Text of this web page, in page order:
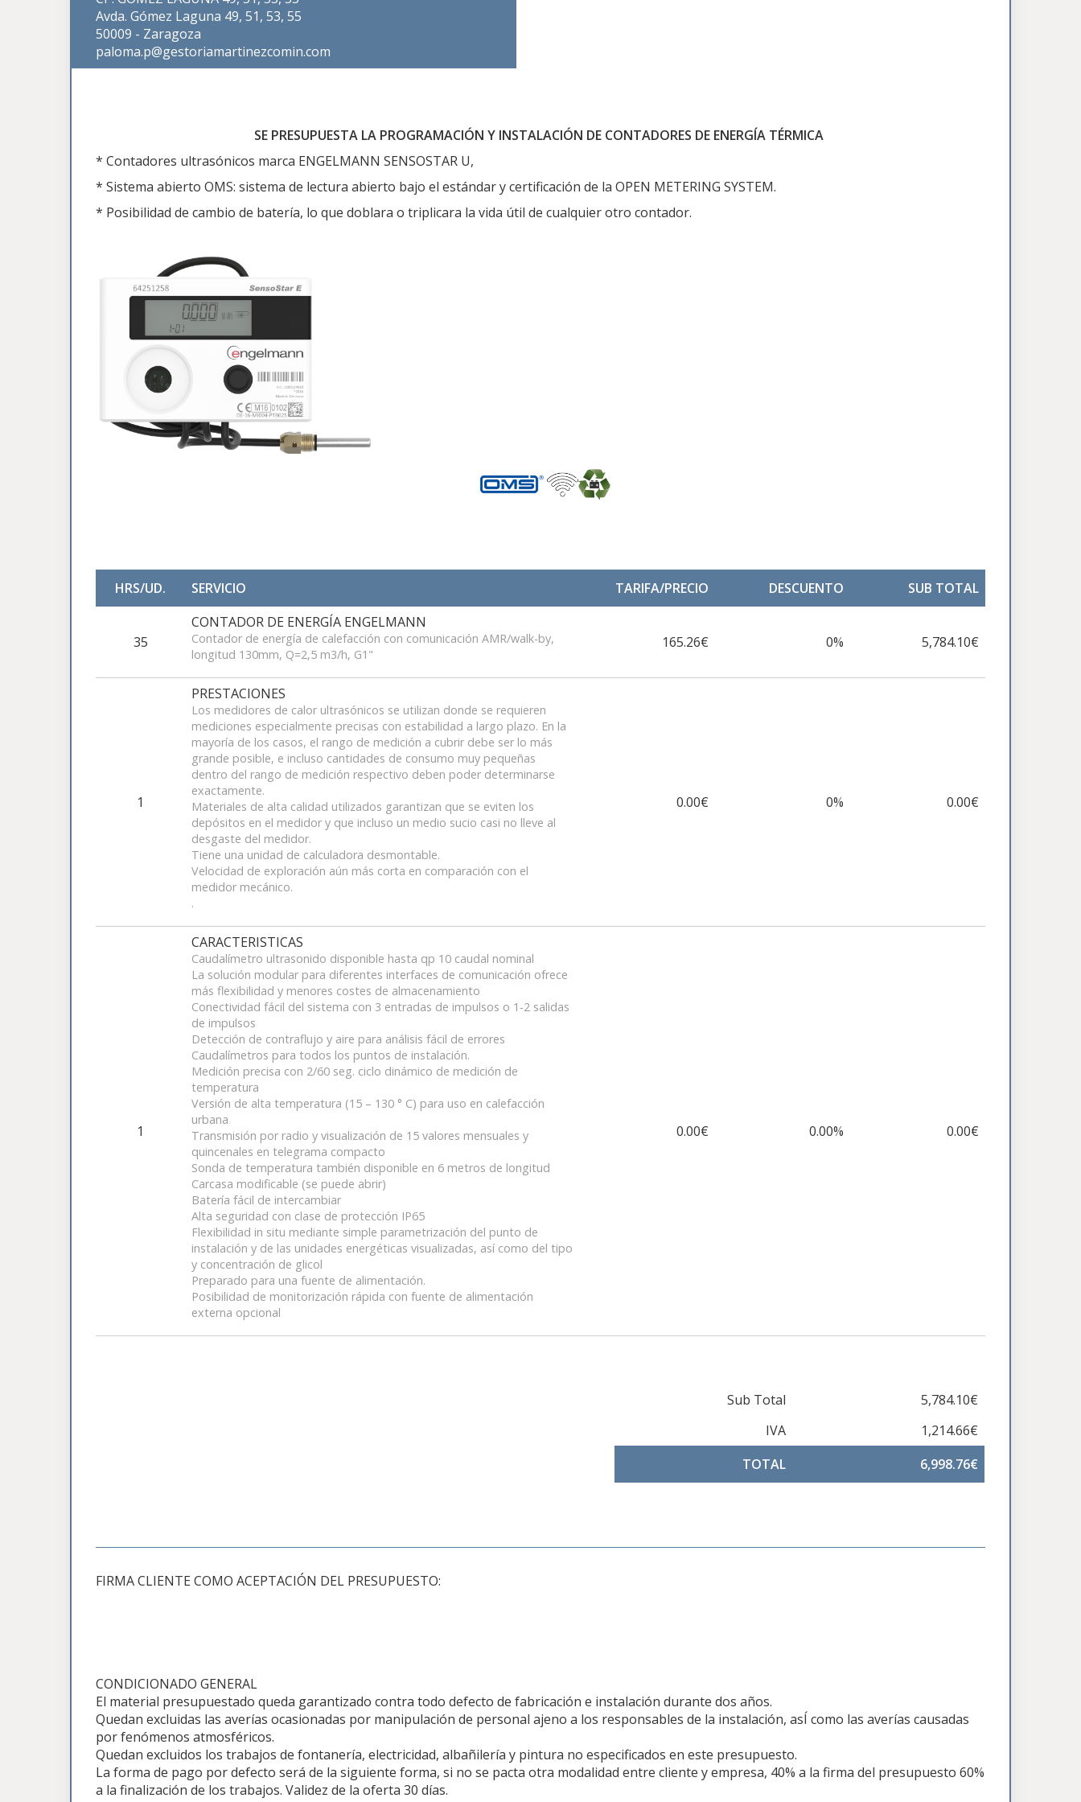
Avda. Gómez Laguna 49, 51, 53, 55
50009 - Zaragoza
paloma.p@gestoriamartinezcomin.com
SE PRESUPUESTA LA PROGRAMACIÓN Y INSTALACIÓN DE CONTADORES DE ENERGÍA TÉRMICA
* Contadores ultrasónicos marca ENGELMANN SENSOSTAR U,
* Sistema abierto OMS: sistema de lectura abierto bajo el estándar y certificación de la OPEN METERING SYSTEM.
* Posibilidad de cambio de batería, lo que doblara o triplicara la vida útil de cualquier otro contador.
HRS/UD. SERVICIO TARIFA/PRECIO DESCUENTO SUB TOTAL
35
CONTADOR DE ENERGÍA ENGELMANN
Contador de energía de calefacción con comunicación AMR/walk-by,
longitud 130mm, Q=2,5 m3/h, G1"
165.26€ 0% 5,784.10€
1
PRESTACIONES
Los medidores de calor ultrasónicos se utilizan donde se requieren
mediciones especialmente precisas con estabilidad a largo plazo. En la
mayoría de los casos, el rango de medición a cubrir debe ser lo más
grande posible, e incluso cantidades de consumo muy pequeñas
dentro del rango de medición respectivo deben poder determinarse
exactamente.
Materiales de alta calidad utilizados garantizan que se eviten los
depósitos en el medidor y que incluso un medio sucio casi no lleve al
desgaste del medidor.
Tiene una unidad de calculadora desmontable.
Velocidad de exploración aún más corta en comparación con el
medidor mecánico.
.
0.00€ 0% 0.00€
1
CARACTERISTICAS
Caudalímetro ultrasonido disponible hasta qp 10 caudal nominal
La solución modular para diferentes interfaces de comunicación ofrece
más flexibilidad y menores costes de almacenamiento
Conectividad fácil del sistema con 3 entradas de impulsos o 1-2 salidas
de impulsos
Detección de contraflujo y aire para análisis fácil de errores
Caudalímetros para todos los puntos de instalación.
Medición precisa con 2/60 seg. ciclo dinámico de medición de
temperatura
Versión de alta temperatura (15 – 130 ° C) para uso en calefacción
urbana
Transmisión por radio y visualización de 15 valores mensuales y
quincenales en telegrama compacto
Sonda de temperatura también disponible en 6 metros de longitud
Carcasa modificable (se puede abrir)
Batería fácil de intercambiar
Alta seguridad con clase de protección IP65
Flexibilidad in situ mediante simple parametrización del punto de
instalación y de las unidades energéticas visualizadas, así como del tipo
y concentración de glicol
Preparado para una fuente de alimentación.
Posibilidad de monitorización rápida con fuente de alimentación
externa opcional
0.00€ 0.00% 0.00€
Sub Total
5,784.10€
IVA
1,214.66€
TOTAL
6,998.76€
FIRMA CLIENTE COMO ACEPTACIÓN DEL PRESUPUESTO:
CONDICIONADO GENERAL
El material presupuestado queda garantizado contra todo defecto de fabricación e instalación durante dos años.
Quedan excluidas las averías ocasionadas por manipulación de personal ajeno a los responsables de la instalación, asÍ como las averías causadas
por fenómenos atmosféricos.
Quedan excluidos los trabajos de fontanería, electricidad, albañilería y pintura no especificados en este presupuesto.
La forma de pago por defecto será de la siguiente forma, si no se pacta otra modalidad entre cliente y empresa, 40% a la firma del presupuesto 60%
a la finalización de los trabajos. Validez de la oferta 30 días.